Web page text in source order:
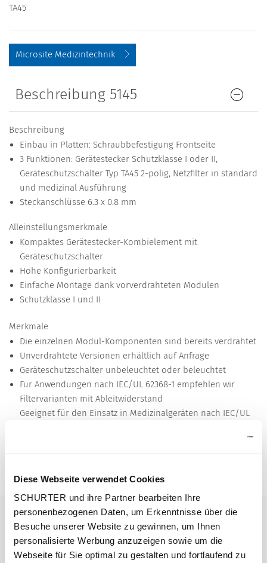
Diese Webseite verwendet Cookies
SCHURTER und ihre Partner bearbeiten Ihre
personenbezogenen Daten, um Erkenntnisse über die
Besuche unserer Website zu gewinnen, um Ihnen
personalisierte Werbung anzuzeigen sowie um die
Webseite für Sie optimal zu gestalten und fortlaufend zu
TA45
Microsite Medizintechnik
Beschreibung 5145
Beschreibung
Einbau in Platten: Schraubbefestigung Frontseite
3 Funktionen: Gerätestecker Schutzklasse I oder II,
Geräteschutzschalter Typ TA45 2-polig, Netzfilter in standard
und medizinal Ausführung
Steckanschlüsse 6.3 x 0.8 mm
Alleinstellungsmerkmale
Kompaktes Gerätestecker-Kombielement mit
Geräteschutzschalter
Hohe Konfigurierbarkeit
Einfache Montage dank vorverdrahteten Modulen
Schutzklasse I und II
Merkmale
Die einzelnen Modul-Komponenten sind bereits verdrahtet
Unverdrahtete Versionen erhältlich auf Anfrage
Geräteschutzschalter unbeleuchtet oder beleuchtet
Für Anwendungen nach IEC/UL 62368-1 empfehlen wir
Filtervarianten mit Ableitwiderstand
Geeignet für den Einsatz in Medizinalgeräten nach IEC/UL
Details 5145
Nenndaten IEC 1 - 10 A @ Tu 40 °C / 250 VAC; 50 Hz
1 - 15 A @ Tu 40 °C / 250 VAC; 60 Hz